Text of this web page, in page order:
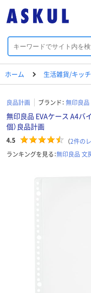
ホーム 生活雑貨/キッ
良品計画 ブランド： 無印良品
無印良品 EVAケース A4バ
個）良品計画
4.5 （2件の
ランキングを見る：無印良品 文